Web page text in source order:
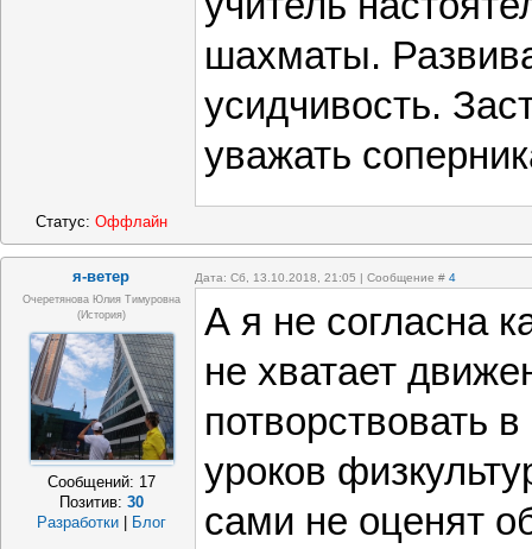
шахматы.
усидчивость.
уважать
Статус: Оффлайн
я-ветер Дата: Сб, 13.10.2018, 21:05 | Сообщение # 4
Очеретянова Юлия Тимуровна
(история)
Сообщений: 17
Позитив: 30
Разработки
Блог
А я не согласна
не хватает
потворствовать
уроков
сами не оценят